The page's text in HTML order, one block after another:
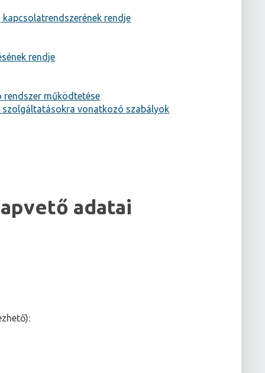
rendje
rendje
működtetése
szolgáltatásokra vonatkozó szabályok
adatai